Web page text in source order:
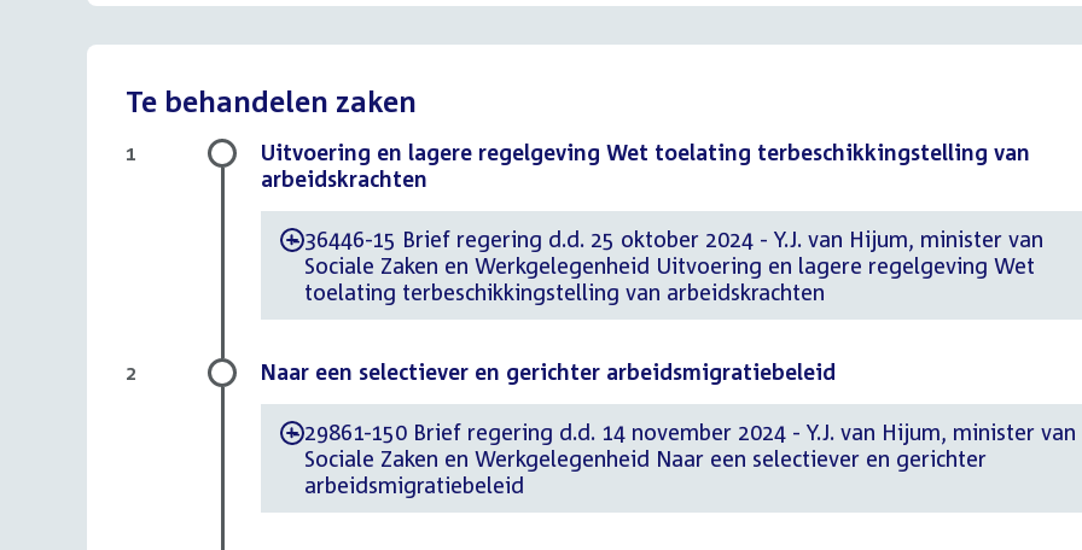
Te behandelen zaken
Uitvoering en lagere regelgeving Wet toelating terbeschikkingstelling van
arbeidskrachten
-36446-15 Brief regering d.d. 25 oktober 2024 - Y.J. van Hijum, minister van
Sociale Zaken en Werkgelegenheid Uitvoering en lagere regelgeving Wet
toelating terbeschikkingstelling van arbeidskrachten
1
Naar een selectiever en gerichter arbeidsmigratiebeleid
-29861-150 Brief regering d.d. 14 november 2024 - Y.J. van Hijum, minister van
Sociale Zaken en Werkgelegenheid Naar een selectiever en gerichter
arbeidsmigratiebeleid
2